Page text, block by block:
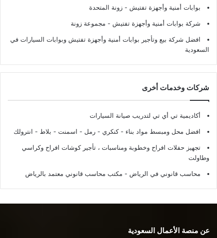
بوابات أمنية وأجهزة تفتيش - زونة المتحدة
شركة بوابات أمنية وأجهزة تفتيش - مجموعة زونة
افضل شركة بيع وتأجير بوابات أمنية وأجهزة تفتيش وبوابات السيارات في
السعودية
شركات وخدمات أخرى
أكاديمية تي أي تي لتدريب صيانة السيارات
افضل محل ومبسط مواد بناء - كنكري - رمل - اسمنت - بلاط - انترولك
تجهيز حفلات افراح وخطوبة ومناسبات ، تأجير كوشات افراح وكراسي
وطاولت
محاسب قانوني في الرياض - مكتب محاسب قانوني معتمد بالرياض
عن منصة الأعمال السعودية